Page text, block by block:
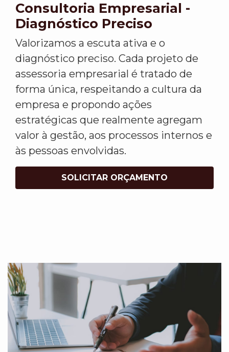
Consultoria Empresarial -
Diagnóstico Preciso
Valorizamos a escuta ativa e o
diagnóstico preciso. Cada projeto de
assessoria empresarial é tratado de
forma única, respeitando a cultura da
empresa e propondo ações
estratégicas que realmente agregam
valor à gestão, aos processos internos e
às pessoas envolvidas.
SOLICITAR ORÇAMENTO